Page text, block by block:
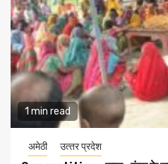
1 min read
अमेठी उत्‍तर प्रदेश